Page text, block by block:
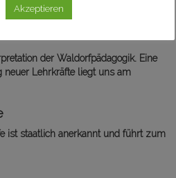
der Waldorfpädagogik. Eine
neuer Lehrkräfte liegt uns am
ist staatlich anerkannt und führt zum
Akzeptieren